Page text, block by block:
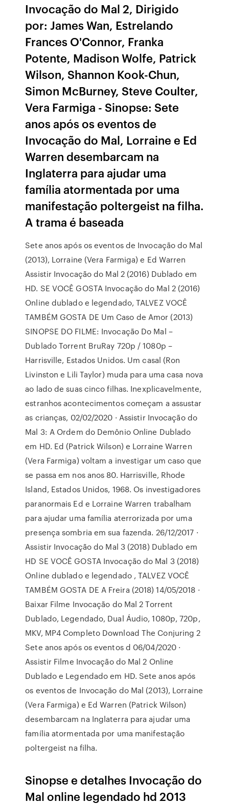
Invocação do Mal 2, Dirigido
por: James Wan, Estrelando
Frances O'Connor, Franka
Potente, Madison Wolfe, Patrick
Wilson, Shannon Kook-Chun,
Simon McBurney, Steve Coulter,
Vera Farmiga - Sinopse: Sete
anos após os eventos de
Invocação do Mal, Lorraine e Ed
Warren desembarcam na
Inglaterra para ajudar uma
família atormentada por uma
manifestação poltergeist na filha.
A trama é baseada
Sete anos após os eventos de Invocação do Mal
(2013), Lorraine (Vera Farmiga) e Ed Warren
Assistir Invocação do Mal 2 (2016) Dublado em
HD. SE VOCÊ GOSTA Invocação do Mal 2 (2016)
Online dublado e legendado, TALVEZ VOCÊ
TAMBÉM GOSTA DE Um Caso de Amor (2013)
SINOPSE DO FILME: Invocação Do Mal –
Dublado Torrent BruRay 720p / 1080p –
Harrisville, Estados Unidos. Um casal (Ron
Livinston e Lili Taylor) muda para uma casa nova
ao lado de suas cinco filhas. Inexplicavelmente,
estranhos acontecimentos começam a assustar
as crianças, 02/02/2020 · Assistir Invocação do
Mal 3: A Ordem do Demônio Online Dublado
em HD. Ed (Patrick Wilson) e Lorraine Warren
(Vera Farmiga) voltam a investigar um caso que
se passa em nos anos 80. Harrisville, Rhode
Island, Estados Unidos, 1968. Os investigadores
paranormais Ed e Lorraine Warren trabalham
para ajudar uma família aterrorizada por uma
presença sombria em sua fazenda. 26/12/2017 ·
Assistir Invocação do Mal 3 (2018) Dublado em
HD SE VOCÊ GOSTA Invocação do Mal 3 (2018)
Online dublado e legendado , TALVEZ VOCÊ
TAMBÉM GOSTA DE A Freira (2018) 14/05/2018 ·
Baixar Filme Invocação do Mal 2 Torrent
Dublado, Legendado, Dual Áudio, 1080p, 720p,
MKV, MP4 Completo Download The Conjuring 2
Sete anos após os eventos d 06/04/2020 ·
Assistir Filme Invocação do Mal 2 Online
Dublado e Legendado em HD. Sete anos após
os eventos de Invocação do Mal (2013), Lorraine
(Vera Farmiga) e Ed Warren (Patrick Wilson)
desembarcam na Inglaterra para ajudar uma
família atormentada por uma manifestação
poltergeist na filha.
Sinopse e detalhes Invocação do
Mal online legendado hd 2013